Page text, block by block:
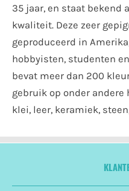
35 jaar, en staat bekend
kwaliteit. Deze zeer
geproduceerd in
hobbyisten, studenten
bevat meer dan 200
gebruik op onder andere
klei, leer, keramiek,